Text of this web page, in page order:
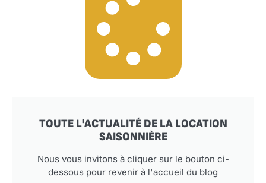
TOUTE L'ACTUALITÉ DE LA LOCATION
SAISONNIÈRE
Nous vous invitons à cliquer sur le bouton ci-
dessous pour revenir à l'accueil du blog